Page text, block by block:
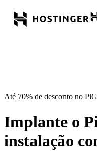
Até 70% de desconto no
Implante o
instalação